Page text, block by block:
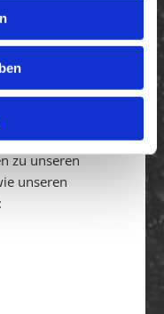
ZUM
FEIERTAGE
rechtzeitig mit
können, haben wir
zu unseren
unseren